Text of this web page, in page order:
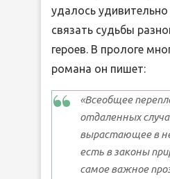
удалось удивительно
связать судьбы
героев. В прологе
романа он пишет:
«Всеобщее
отдаленных
вырастающее в
есть в законы
самое важное